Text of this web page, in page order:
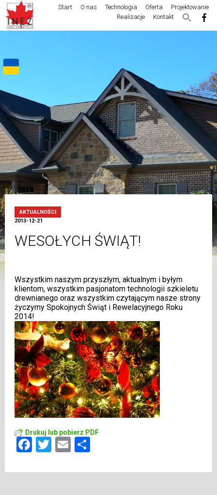
Start O nas Technologia Oferta
Projektowanie
Realizacje
Kontakt
AKTUALNOŚCI
2013-12-21
WESOŁYCH ŚWIĄT!
Wszystkim naszym przyszłym, aktualnym i byłym
klientom, wszystkim pasjonatom technologii szkieletu
drewnianego oraz wszystkim czytającym nasze strony
życzymy Spokojnych Świąt i Rewelacyjnego Roku
2014!
Drukuj lub pobierz PDF
Facebook
Twitter
Email